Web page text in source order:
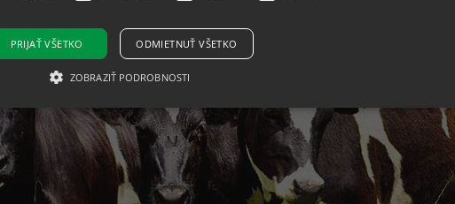
PRIJAŤ VŠETKO ODMIETNUŤ VŠETKO
ZOBRAZIŤ PODROBNOSTI
potrebné Výkonnosť Cielenie Funkcie
funkcie webovej lokality, ako prihlásenie používateľa a správa účtu. Webová lokalita sa nedá
cookie.